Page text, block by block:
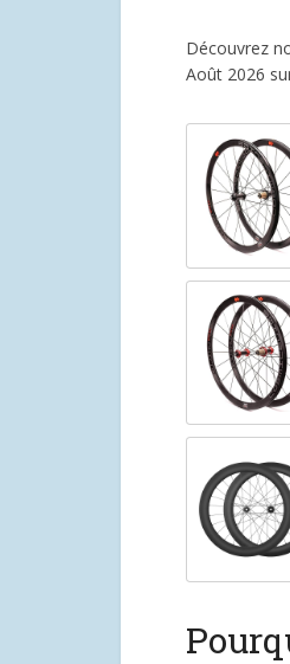
Découvrez
Août 2026